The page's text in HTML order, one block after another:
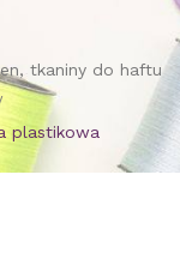
tkaniny do haftu
plastikowa